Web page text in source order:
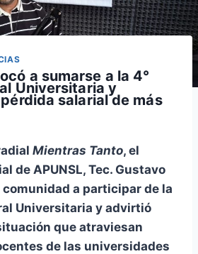
a sumarse a la 4°
Universitaria y
salarial de más
Mientras Tanto, el
de APUNSL, Tec. Gustavo
comunidad a participar de la
Universitaria y advirtió
que atraviesan
de las universidades